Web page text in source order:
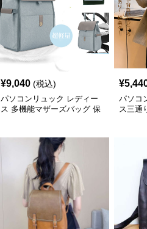
¥9,040 (税込)
パソコンリュック レディー
ス 多機能マザーズバッグ 保
¥
パソコ
ス三通